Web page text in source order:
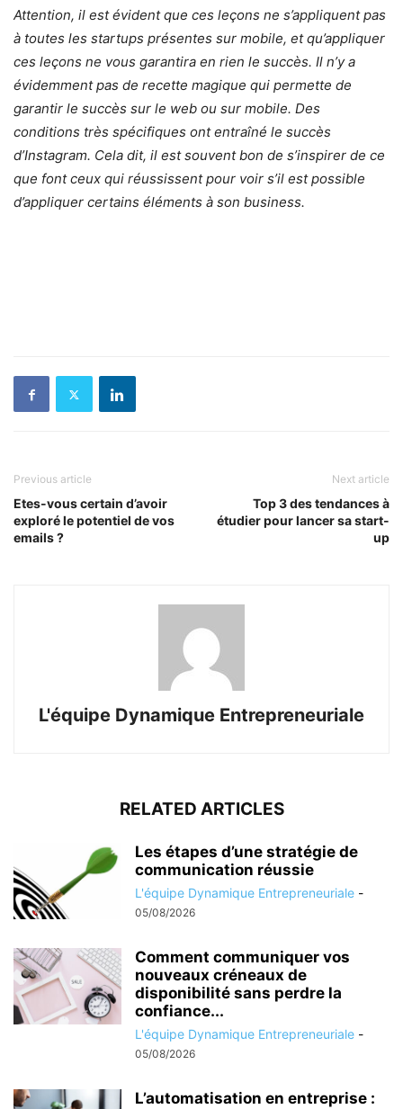
Attention, il est évident que ces leçons ne s’appliquent pas
à toutes les startups présentes sur mobile, et qu’appliquer
ces leçons ne vous garantira en rien le succès. Il n’y a
évidemment pas de recette magique qui permette de
garantir le succès sur le web ou sur mobile. Des
conditions très spécifiques ont entraîné le succès
d’Instagram. Cela dit, il est souvent bon de s’inspirer de ce
que font ceux qui réussissent pour voir s’il est possible
d’appliquer certains éléments à son business.
Previous article
Etes-vous certain d’avoir
exploré le potentiel de vos
emails ?
Next article
Top 3 des tendances à
étudier pour lancer sa start-
up
L'équipe Dynamique Entrepreneuriale
RELATED ARTICLES
Les étapes d’une stratégie de
communication réussie
L'équipe Dynamique Entrepreneuriale -
05/08/2026
Comment communiquer vos
nouveaux créneaux de
disponibilité sans perdre la
confiance...
L'équipe Dynamique Entrepreneuriale -
05/08/2026
L’automatisation en entreprise :